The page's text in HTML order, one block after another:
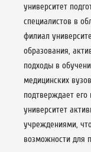
университет
специалистов в
филиал
образования,
подходы в
медицинских
подтверждает
университет
учреждениями,
возможности для